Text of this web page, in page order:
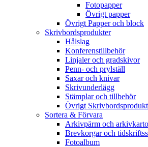
Fotopapper
Övrigt papper
Övrigt Papper och block
Skrivbordsprodukter
Hålslag
Konferenstillbehör
Linjaler och gradskivor
Penn- och prylställ
Saxar och knivar
Skrivunderlägg
Stämplar och tillbehör
Övrigt
Sortera & Förvara
Arkivpärm och
Brevkorgar och
Fotoalbum